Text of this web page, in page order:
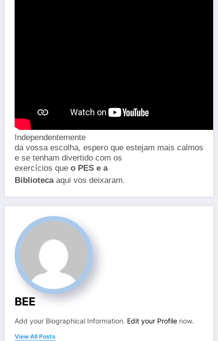
Independentemente
da vossa escolha, espero que estejam mais calmos
e se tenham divertido com os
exercícios que o PES e a
Bibliotecaaqui vos deixaram.
BEE
Add your Biographical Information. Edit your Profile now.
View All Posts